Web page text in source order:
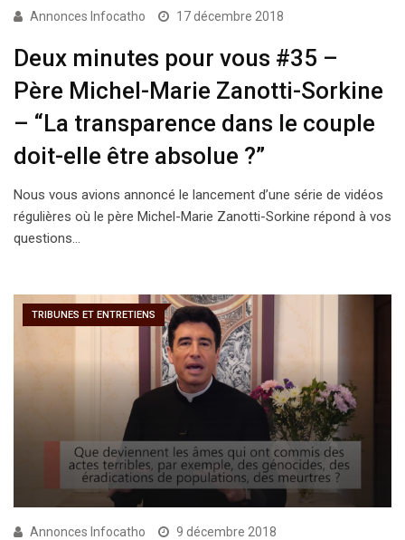
Annonces Infocatho 17 décembre 2018
Deux minutes pour vous #35 –
Père Michel-Marie Zanotti-Sorkine
– “La transparence dans le couple
doit-elle être absolue ?”
Nous vous avions annoncé le lancement d’une série de vidéos
régulières où le père Michel-Marie Zanotti-Sorkine répond à vos
questions…
TRIBUNES ET ENTRETIENS
Annonces Infocatho 9 décembre 2018